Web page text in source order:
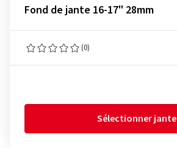
Fond de jante 16-17" 28mm
(0)
Sélectionner jante